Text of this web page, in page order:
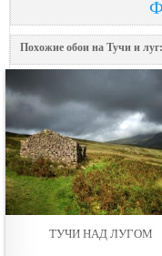
Похожие обои на Тучи и луг:
ТУЧИ НАД ЛУГОМ